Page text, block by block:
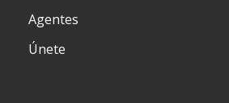
Agentes
Únete